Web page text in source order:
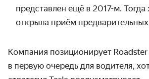
представлен ещё в 2017-м. Тогда
открыла приём предварительных
Компания позиционирует Roadster
в первую очередь для водителя,